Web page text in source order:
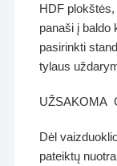
HDF
panaši į baldo
pasirinkti
tylaus
UŽSAKOMA
Dėl
pateiktų